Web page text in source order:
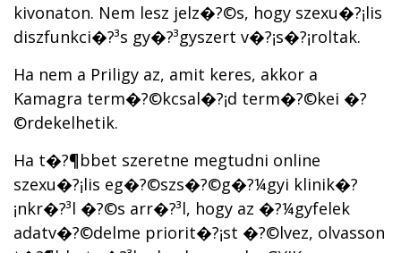
kivonaton. Nem lesz jelz�?©s, hogy szexu�?¡lis
diszfunkci�?³s gy�?³gyszert v�?¡s�?¡roltak.
Ha nem a Priligy az, amit keres, akkor a
Kamagra term�?©kcsal�?¡d term�?©kei �?
©rdekelhetik.
Ha t�?¶bbet szeretne megtudni online
szexu�?¡lis eg�?©szs�?©g�?¼gyi klinik�?
¡nkr�?³l �?©s arr�?³l, hogy az �?¼gyfelek
adatv�?©delme priorit�?¡st �?©lvez, olvasson